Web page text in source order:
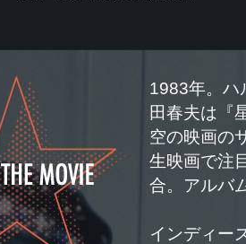
1983年。ハ
田春夫は『
空の映画の
生映画で注
合。アルバ
インディー